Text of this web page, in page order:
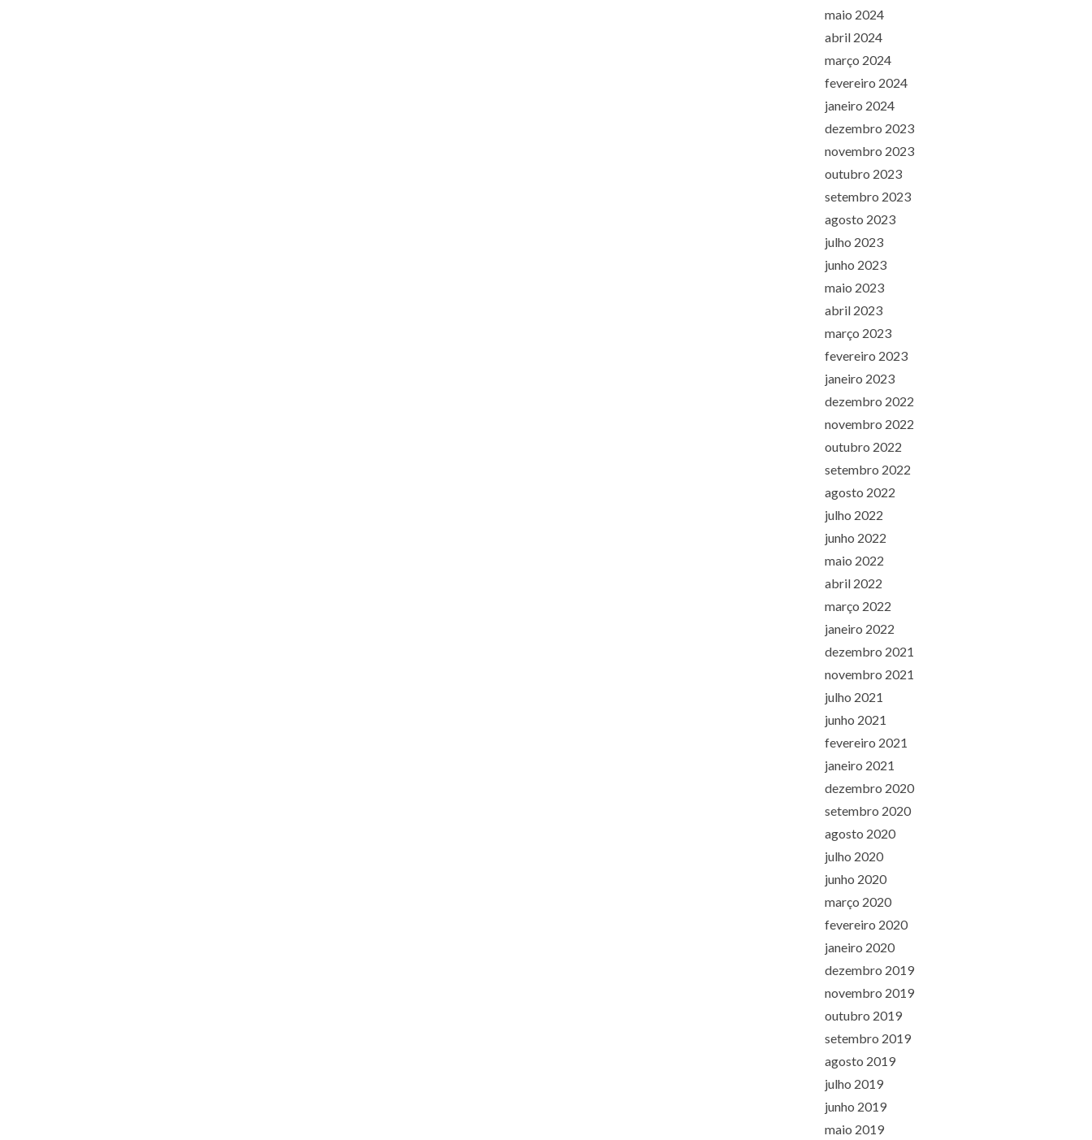
maio 2024
abril 2024
março 2024
fevereiro 2024
janeiro 2024
dezembro 2023
novembro 2023
outubro 2023
setembro 2023
agosto 2023
julho 2023
junho 2023
maio 2023
abril 2023
março 2023
fevereiro 2023
janeiro 2023
dezembro 2022
novembro 2022
outubro 2022
setembro 2022
agosto 2022
julho 2022
junho 2022
maio 2022
abril 2022
março 2022
janeiro 2022
dezembro 2021
novembro 2021
julho 2021
junho 2021
fevereiro 2021
janeiro 2021
dezembro 2020
setembro 2020
agosto 2020
julho 2020
junho 2020
março 2020
fevereiro 2020
janeiro 2020
dezembro 2019
novembro 2019
outubro 2019
setembro 2019
agosto 2019
julho 2019
junho 2019
maio 2019